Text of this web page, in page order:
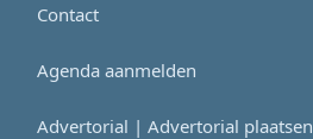
Contact
Agenda aanmelden
Advertorial | Advertorial plaatsen